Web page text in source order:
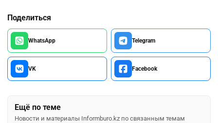
Поделиться
WhatsApp Telegram
VK Facebook
Ещё по теме
Новости и материалы Informburo.kz по связанным темам